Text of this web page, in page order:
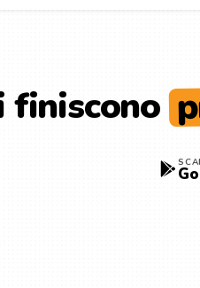
finiscono